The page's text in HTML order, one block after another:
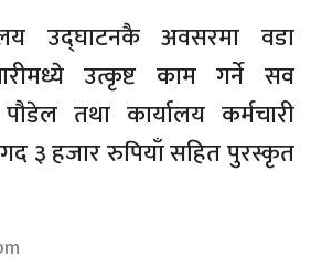
उद्घाटनकै अवसरमा वडा
उत्कृष्ट काम गर्ने सव
तथा कार्यालय कर्मचारी
३ हजार रुपियाँ सहित पुरस्कृत